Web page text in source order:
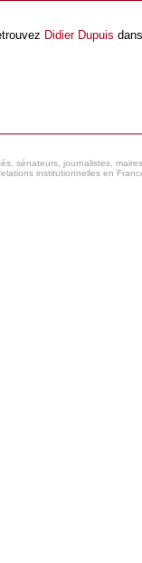
Didier Dupuis
sénateurs, journalistes,
institutionnelles en